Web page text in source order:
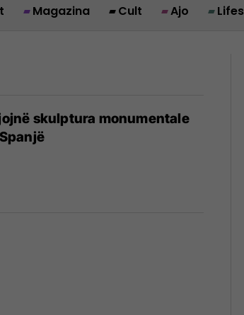
Magazina Cult Ajo
skulptura monumentale